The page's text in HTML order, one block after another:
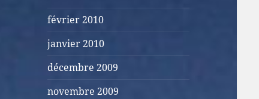
février 2010
janvier 2010
décembre 2009
novembre 2009